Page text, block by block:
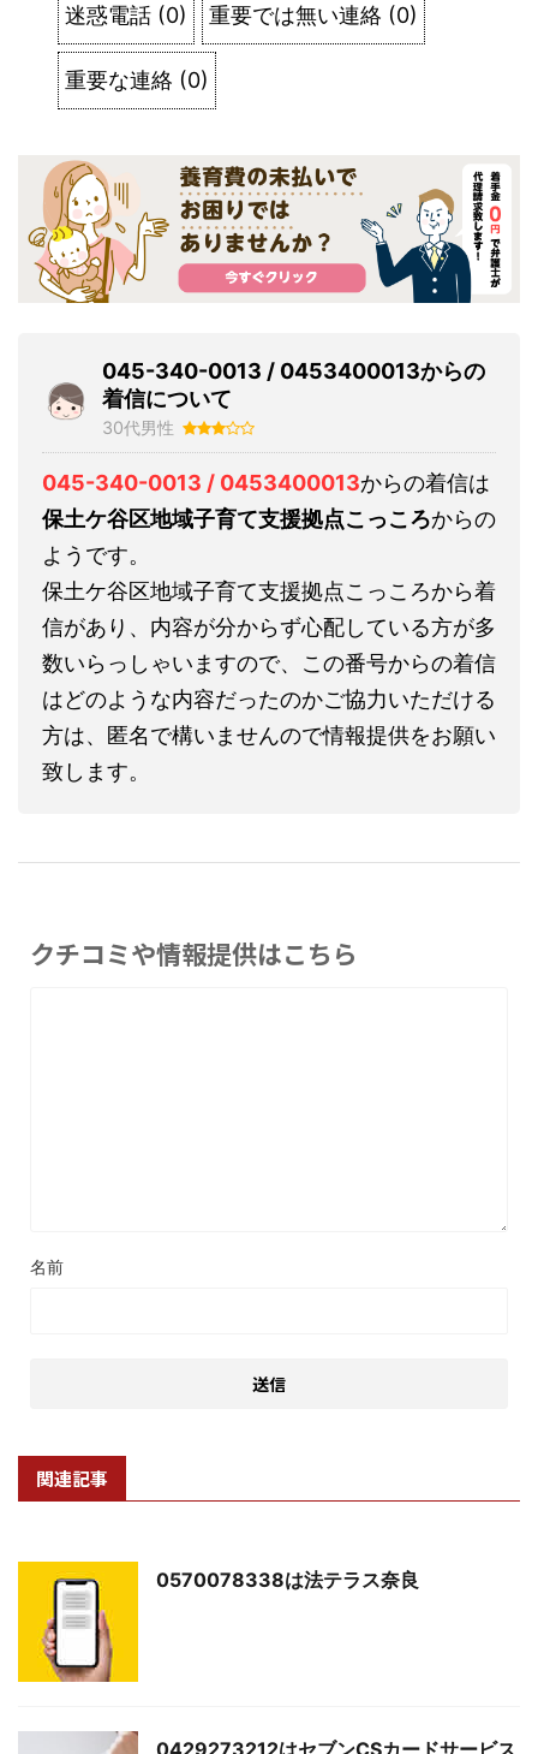
迷惑電話 (0) 重要では無い連絡 (0)
重要な連絡 (0)
045-340-0013 / 0453400013からの
着信について
30代男性
045-340-0013 / 0453400013からの着信は
保土ケ谷区地域子育て支援拠点こっころからの
ようです。
保土ケ谷区地域子育て支援拠点こっころから着
信があり、内容が分からず心配している方が多
数いらっしゃいますので、この番号からの着信
はどのような内容だったのかご協力いただける
方は、匿名で構いませんので情報提供をお願い
致します。
クチコミや情報提供はこちら
名前
関連記事
0570078338は法テラス奈良
0429273212はセブンCSカードサービス